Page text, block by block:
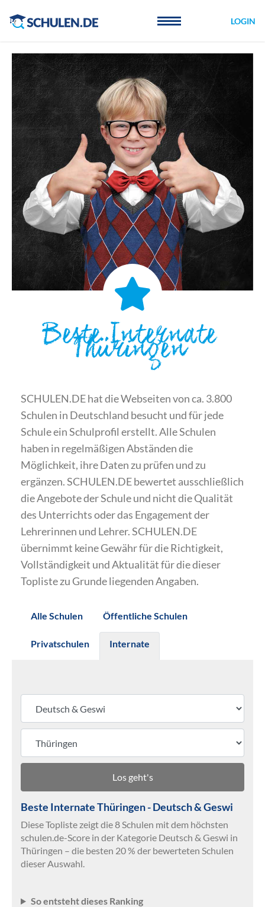
LOGIN
Beste Internate
Thüringen
SCHULEN.DE hat die Webseiten von ca. 3.800
Schulen in Deutschland besucht und für jede
Schule ein Schulprofil erstellt. Alle Schulen
haben in regelmäßigen Abständen die
Möglichkeit, ihre Daten zu prüfen und zu
ergänzen. SCHULEN.DE bewertet ausschließlich
die Angebote der Schule und nicht die Qualität
des Unterrichts oder das Engagement der
Lehrerinnen und Lehrer. SCHULEN.DE
übernimmt keine Gewähr für die Richtigkeit,
Vollständigkeit und Aktualität für die dieser
Topliste zu Grunde liegenden Angaben.
Alle Schulen Öffentliche Schulen
Privatschulen Internate
Los geht's
Beste Internate Thüringen - Deutsch & Geswi
Diese Topliste zeigt die 8 Schulen mit dem höchsten
schulen.de-Score in der Kategorie Deutsch & Geswi in
Thüringen – die besten 20 % der bewerteten Schulen
dieser Auswahl.
So entsteht dieses Ranking